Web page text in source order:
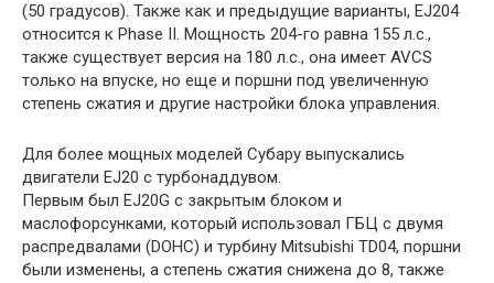
(50 градусов). Также как и предыдущие варианты, EJ204
относится к Phase II. Мощность 204-го равна 155 л.с.,
также существует версия на 180 л.с., она имеет AVCS
только на впуске, но еще и поршни под увеличенную
степень сжатия и другие настройки блока управления.
Для более мощных моделей Субару выпускались
двигатели EJ20 с турбонаддувом.
Первым был EJ20G с закрытым блоком и
маслофорсунками, который использовал ГБЦ с двумя
распредвалами (DOHC) и турбину Mitsubishi TD04, поршни
были изменены, а степень сжатия снижена до 8, также